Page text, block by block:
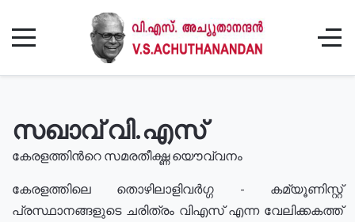
സഖാവ് വി.എസ്
കേരളത്തിൻറെ സമരതീക്ഷ്ണ യൌവ്വനം
കേരളത്തിലെ തൊഴിലാളിവർഗ്ഗ - കമ്യൂണിസ്റ്റ്
പ്രസ്ഥാനങ്ങളുടെ ചരിത്രം വിഎസ് എന്ന വേലിക്കകത്ത്